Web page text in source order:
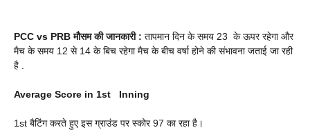
PCC vs PRBमौसम की जानकारी : तापमान दिन के समय 23 के ऊपर रहेगा और
मैच के समय 12 से 14 के बिच रहेगा मैच के बीच वर्षा होने की संभावना जताई जा रही
है .
Average Score in 1st Inning
1st बैटिंग करते हुए इस ग्राउंड पर स्कोर 97 का रहा है।